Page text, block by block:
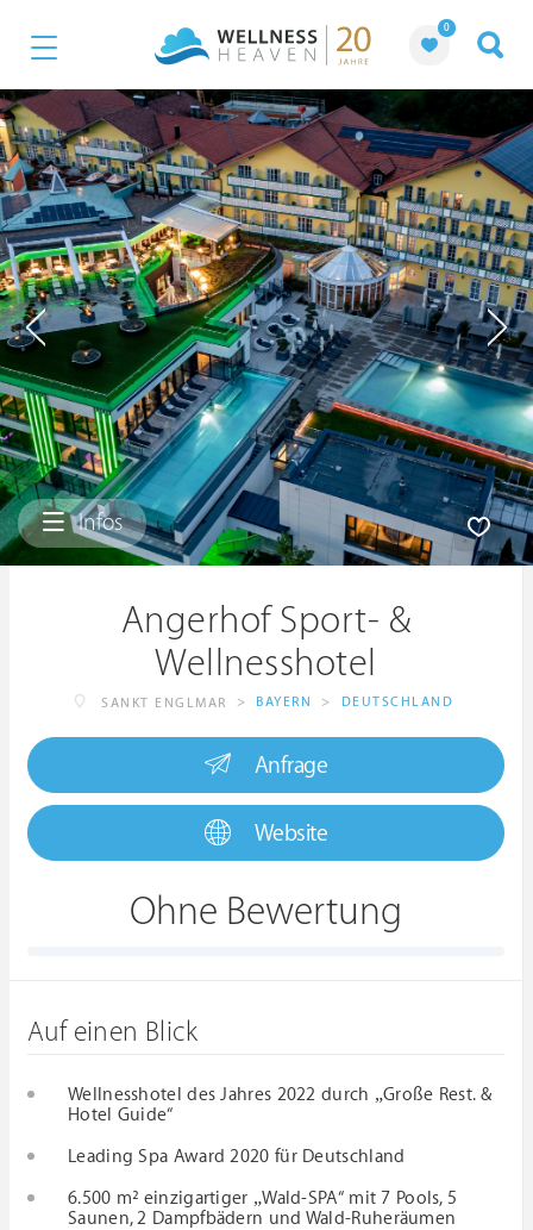
0
Infos
Angerhof Sport- &
Wellnesshotel
SANKT ENGLMAR > BAYERN > DEUTSCHLAND
Anfrage
Website
Ohne Bewertung
Auf einen Blick
Wellnesshotel des Jahres 2022 durch „Große Rest. &
Hotel Guide“
Leading Spa Award 2020 für Deutschland
6.500 m² einzigartiger „Wald-SPA“ mit 7 Pools, 5
Saunen, 2 Dampfbädern und Wald-Ruheräumen